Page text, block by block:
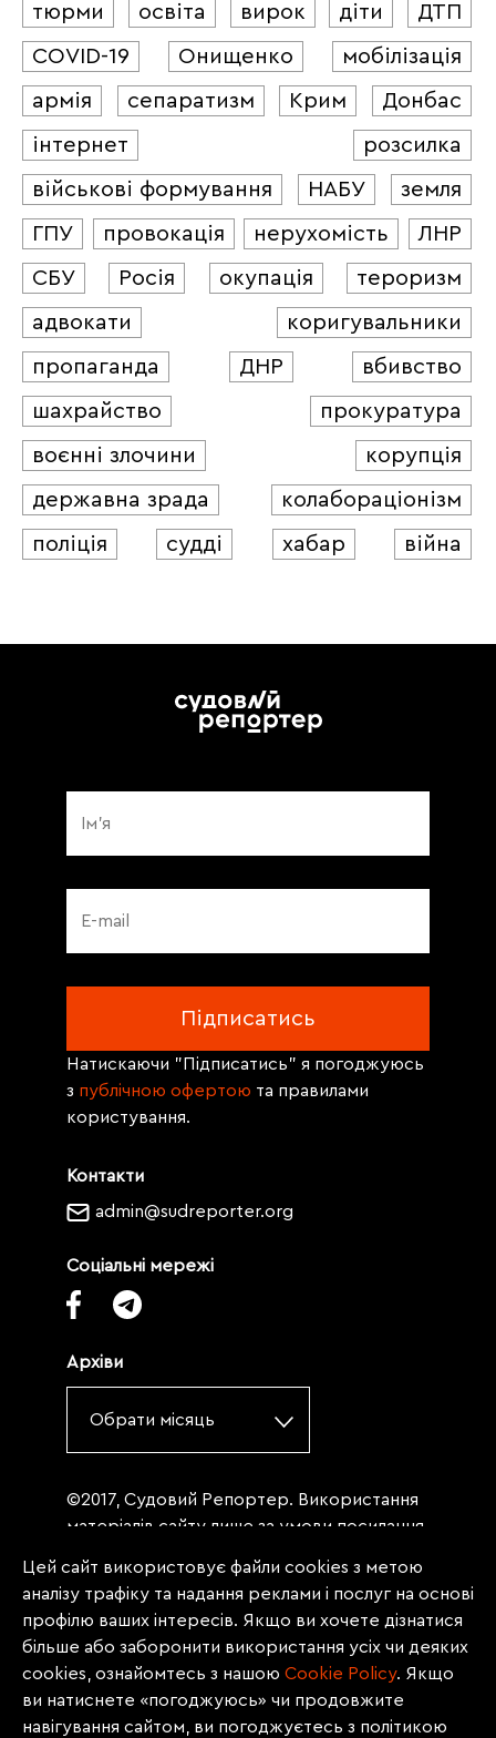
тюрми
освіта вирок діти
ДТП
COVID-19
Онищенко
мобілізація
армія
сепаратизм Крим
Донбас
інтернет
розсилка
військові формування
НАБУ
земля
ГПУ
провокація нерухомість
ЛНР
СБУ
Росія окупація
тероризм
адвокати
коригувальники
пропаганда
ДНР
вбивство
шахрайство
прокуратура
воєнні злочини
корупція
державна зрада
колабораціонізм
поліція
судді хабар війна
Контакти
admin@sudreporter.org
Соціальні мережі
Архіви
Обрати місяць
Натискаючи "Підписатись" я погоджуюсь
з публічною офертою та правилами
користування.
©2017, Судовий Репортер. Використання
матеріалів сайту лише за умови посилання
«Судовий репортер» не нижче третього
абзацу. Матеріали, щодо яких міститься
заборона на повну републікацію
(передрук, копіювання, відтворення або
інше використання), заборонено
передруковувати без згоди редакції.
Цей сайт використовує файли cookies з метою
аналізу трафіку та надання реклами і послуг на основі
профілю ваших інтересів. Якщо ви хочете дізнатися
більше або заборонити використання усіх чи деяких
cookies, ознайомтесь з нашою Сookie Policy. Якщо
ви натиснете «погоджуюсь» чи продовжите
навігування сайтом, ви погоджуєтесь з політикою